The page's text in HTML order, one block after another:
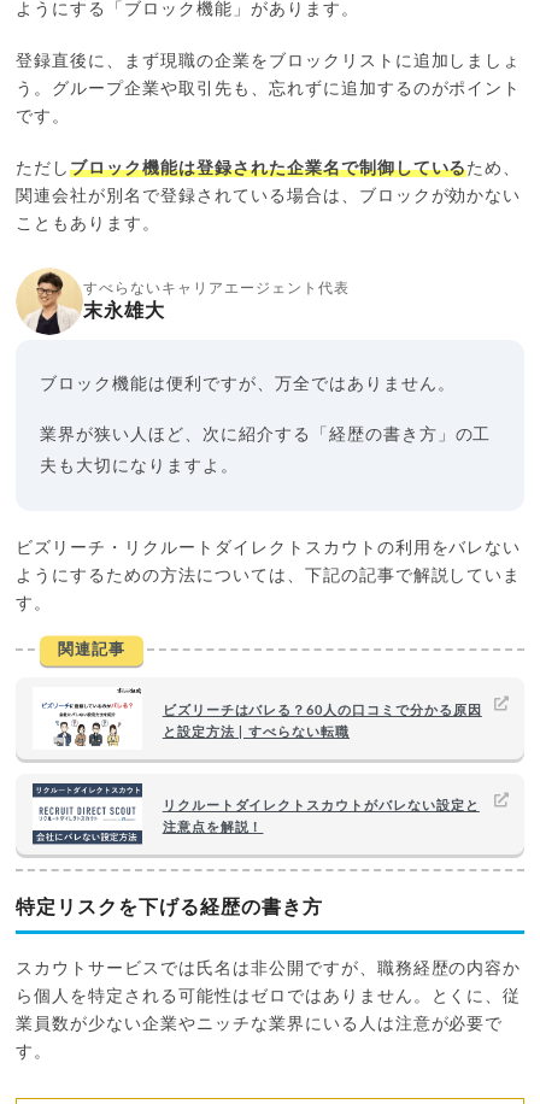
ようにする「ブロック機能」があります。
登録直後に、まず現職の企業をブロックリストに追加しましょ
う。グループ企業や取引先も、忘れずに追加するのがポイント
です。
ただしブロック機能は登録された企業名で制御しているため、
関連会社が別名で登録されている場合は、ブロックが効かない
こともあります。
すべらないキャリアエージェント代表
末永雄大
ブロック機能は便利ですが、万全ではありません。
業界が狭い人ほど、次に紹介する「経歴の書き方」の工
夫も大切になりますよ。
ビズリーチ・リクルートダイレクトスカウトの利用をバレない
ようにするための方法については、下記の記事で解説していま
す。
関連記事
ビズリーチはバレる？60人の口コミで分かる原因
と設定方法 | すべらない転職
リクルートダイレクトスカウトがバレない設定と
注意点を解説！
特定リスクを下げる経歴の書き方
スカウトサービスでは氏名は非公開ですが、職務経歴の内容か
ら個人を特定される可能性はゼロではありません。とくに、従
業員数が少ない企業やニッチな業界にいる人は注意が必要で
す。